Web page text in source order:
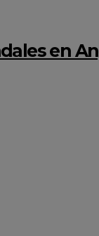
en